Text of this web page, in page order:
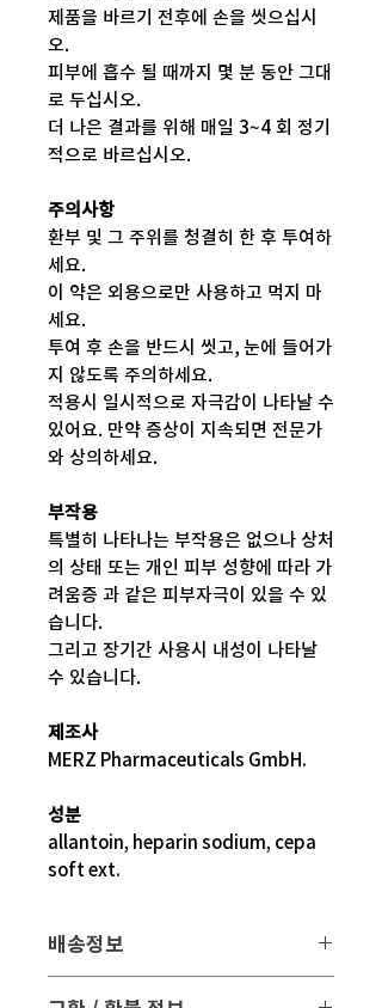
제품을 바르기 전후에 손을 씻으십시
오.
피부에 흡수 될 때까지 몇 분 동안 그대
로 두십시오.
더 나은 결과를 위해 매일 3~4 회 정기
적으로 바르십시오.
주의사항
환부 및 그 주위를 청결히 한 후 투여하
세요.
이 약은 외용으로만 사용하고 먹지 마
세요.
투여 후 손을 반드시 씻고, 눈에 들어가
지 않도록 주의하세요.
적용시 일시적으로 자극감이 나타날 수
있어요. 만약 증상이 지속되면 전문가
와 상의하세요.
부작용
특별히 나타나는 부작용은 없으나 상처
의 상태 또는 개인 피부 성향에 따라 가
려움증 과 같은 피부자극이 있을 수 있
습니다.
그리고 장기간 사용시 내성이 나타날
수 있습니다.
제조사
MERZ Pharmaceuticals GmbH.
성분
allantoin, heparin sodium, cepa
soft ext.
배송정보